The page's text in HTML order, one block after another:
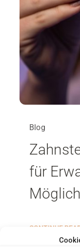
Blog
für
CONTINUE
SIND SIE
Sie waren